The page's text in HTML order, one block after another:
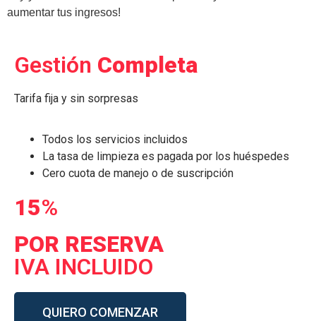
aumentar tus ingresos!
Gestión Completa
Tarifa fija y sin sorpresas
Todos los servicios incluidos
La tasa de limpieza es pagada por los huéspedes
Cero cuota de manejo o de suscripción
15%
POR RESERVA
IVA INCLUIDO
QUIERO COMENZAR